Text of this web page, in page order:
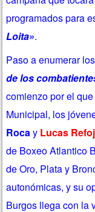
programados para
Loita».
Paso a enumerar
de los
comienzo por el
Municipal, los
Rocay Lucas
de Boxeo Atlantico
de Oro, Plata y
autonómicas, y su
Burgos llega con la